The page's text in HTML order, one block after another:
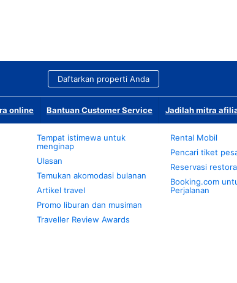
Daftarkan properti Anda
online Bantuan Customer Service Jadilah mitra
Tempat istimewa untuk
menginap
Ulasan
Temukan akomodasi bulanan
Artikel travel
Promo liburan dan musiman
Traveller Review Awards
Rental Mobil
Pencari tiket
Reservasi
Booking.com
Perjalanan